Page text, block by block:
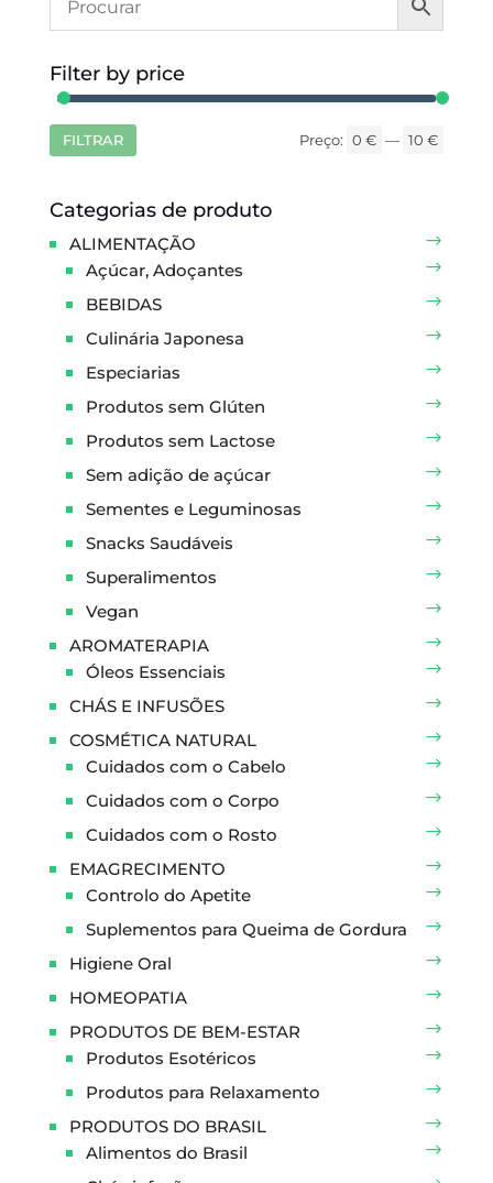
Filter by price
FILTRAR Preço: 0 € — 10 €
Categorias de produto
ALIMENTAÇÃO
Açúcar, Adoçantes
BEBIDAS
Culinária Japonesa
Especiarias
Produtos sem Glúten
Produtos sem Lactose
Sem adição de açúcar
Sementes e Leguminosas
Snacks Saudáveis
Superalimentos
Vegan
AROMATERAPIA
Óleos Essenciais
CHÁS E INFUSÕES
COSMÉTICA NATURAL
Cuidados com o Cabelo
Cuidados com o Corpo
Cuidados com o Rosto
EMAGRECIMENTO
Controlo do Apetite
Suplementos para Queima de Gordura
Higiene Oral
HOMEOPATIA
PRODUTOS DE BEM-ESTAR
Produtos Esotéricos
Produtos para Relaxamento
PRODUTOS DO BRASIL
Alimentos do Brasil